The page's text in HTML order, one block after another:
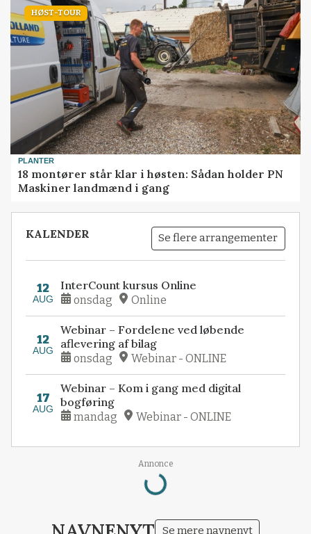
HØST-TOUR
PLANTER
18 montører står klar i høsten: Sådan holder PN
Maskiner landmænd i gang
KALENDER Se flere arrangementer
12
AUG
InterCount kursus Online
onsdag Online
12
AUG
Webinar – Fordelene ved løbende
aflevering af bilag
onsdag Webinar - ONLINE
17
AUG
Webinar – Kom i gang med digital
bogføring
mandag Webinar - ONLINE
Annonce
Loading...
Se mere navnenyt